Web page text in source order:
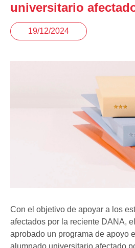
universitario
19/12/2024
Con el objetivo de apoyar a los
afectados por la reciente DANA,
aprobado un programa de apoyo